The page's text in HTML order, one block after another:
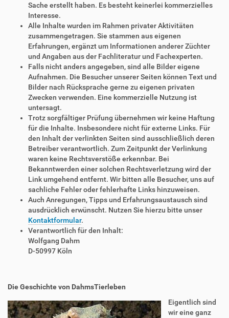
Sache erstellt haben. Es besteht keinerlei kommerzielles
Interesse.
Alle Inhalte wurden im Rahmen privater Aktivitäten
zusammengetragen. Sie stammen aus eigenen
Erfahrungen, ergänzt um Informationen anderer Züchter
und Angaben aus der Fachliteratur und Fachexperten.
Falls nicht anders angegeben, sind alle Bilder eigene
Aufnahmen. Die Besucher unserer Seiten können Text und
Bilder nach Rücksprache gerne zu eigenen privaten
Zwecken verwenden. Eine kommerzielle Nutzung ist
untersagt.
Trotz sorgfältiger Prüfung übernehmen wir keine Haftung
für die Inhalte. Insbesondere nicht für externe Links. Für
den Inhalt der verlinkten Seiten sind ausschließlich deren
Betreiber verantwortlich. Zum Zeitpunkt der Verlinkung
waren keine Rechtsverstöße erkennbar. Bei
Bekanntwerden einer solchen Rechtsverletzung wird der
Link umgehend entfernt. Wir bitten alle Besucher, uns auf
sachliche Fehler oder fehlerhafte Links hinzuweisen.
Auch Anregungen, Tipps und Erfahrungsaustausch sind
ausdrücklich erwünscht. Nutzen Sie hierzu bitte unser
Kontaktformular.
Verantwortlich für den Inhalt:
Wolfgang Dahm
D-50997 Köln
Die Geschichte von DahmsTierleben
Eigentlich sind
wir eine ganz